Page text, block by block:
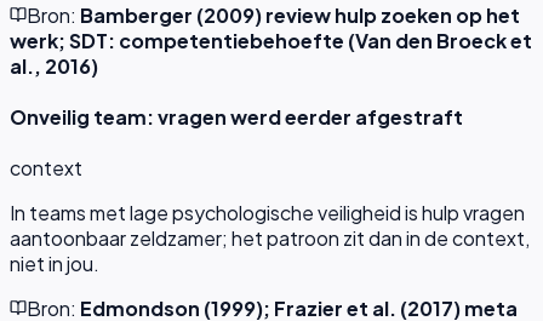
Bron: Bamberger (2009) review hulp zoeken op het
werk; SDT: competentiebehoefte (Van den Broeck et
al., 2016)
Onveilig team: vragen werd eerder afgestraft
context
In teams met lage psychologische veiligheid is hulp vragen
aantoonbaar zeldzamer; het patroon zit dan in de context,
niet in jou.
Bron: Edmondson (1999); Frazier et al. (2017) meta